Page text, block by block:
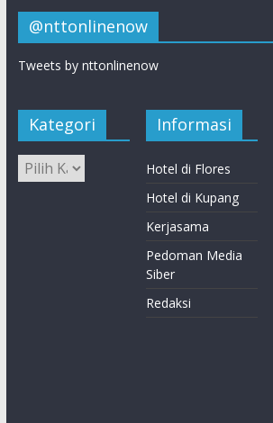
@nttonlinenow
Tweets by nttonlinenow
Kategori Informasi
Hotel di Flores
Hotel di Kupang
Kerjasama
Pedoman Media
Siber
Redaksi